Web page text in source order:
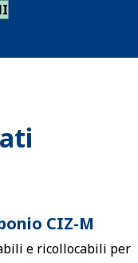
CIZ-M
e ricollocabili per